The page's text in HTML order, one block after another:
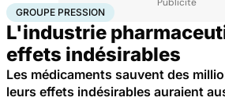
AccueilSantéGroupe pression
GROUPE PRESSION
L'industrie
effets indésirables
Les médicaments sauvent des
leurs effets indésirables auraient